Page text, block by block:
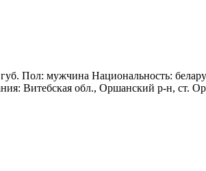
Пол: мужчина Национальность:
Витебская обл., Оршанский р-н, ст.